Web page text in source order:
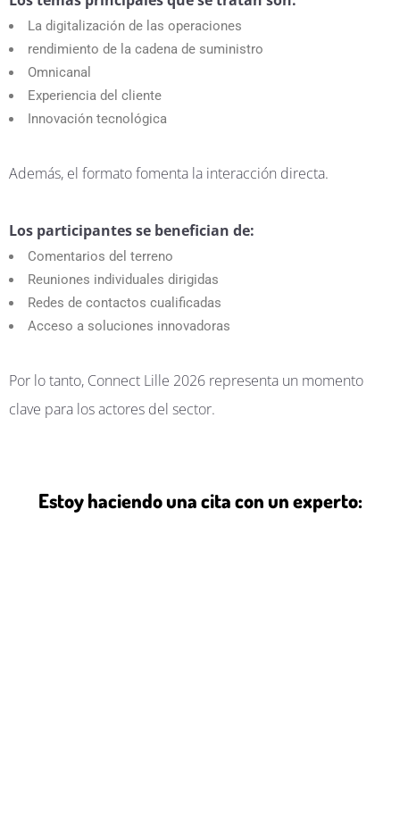
La digitalización de las operaciones
rendimiento de la cadena de suministro
Omnicanal
Experiencia del cliente
Innovación tecnológica
Además, el formato fomenta la interacción directa.
Los participantes se benefician de:
Comentarios del terreno
Reuniones individuales dirigidas
Redes de contactos cualificadas
Acceso a soluciones innovadoras
Por lo tanto, Connect Lille 2026 representa un momento
clave para los actores del sector.
Estoy haciendo una cita con un experto: